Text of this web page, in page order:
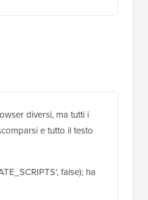
diversi, ma tutti i
e tutto il testo
false); ha